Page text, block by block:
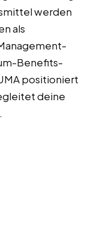
werden
als
Benefits-
positioniert
deine